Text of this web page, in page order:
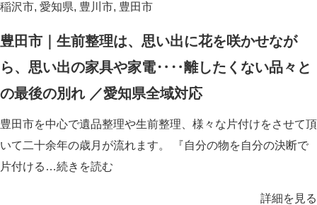
稲沢市, 愛知県, 豊川市, 豊田市
豊田市｜生前整理は、思い出に花を咲かせなが
ら、思い出の家具や家電‥‥離したくない品々と
の最後の別れ ／愛知県全域対応
豊田市を中心で遺品整理や生前整理、様々な片付けをさせて頂
いて二十余年の歳月が流れます。 『自分の物を自分の決断で
片付ける…続きを読む
詳細を見る